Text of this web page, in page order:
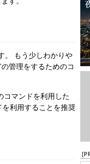
。 もう少しわかりや
管理をするためのコ
マンドを利用した
利用することを推奨